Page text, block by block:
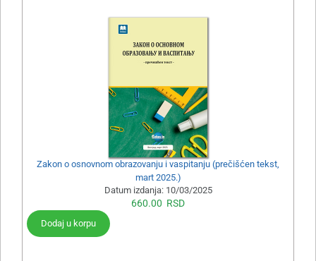
Zakon o osnovnom obrazovanju i vaspitanju (prečišćen tekst,
mart 2025.)
Datum izdanja: 10/03/2025
660.00 RSD
Dodaj u korpu